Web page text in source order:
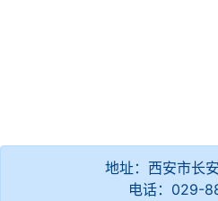
地址：西安市长
电话：029-